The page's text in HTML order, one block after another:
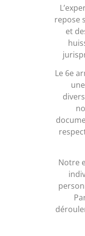
repose
et
Le 6e
Notre